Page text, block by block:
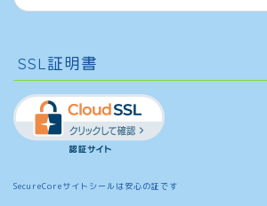
SSL証明書
SecureCoreサイトシールは安心の証です